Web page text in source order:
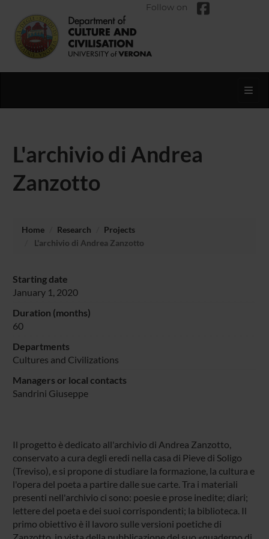
Follow on
L'archivio di Andrea
Zanzotto
Home Research
Projects
L'archivio di Andrea Zanzotto
Starting date
January 1, 2020
Duration (months)
60
Departments
Cultures and Civilizations
Managers or local contacts
Sandrini Giuseppe
Il progetto è dedicato all'archivio di Andrea Zanzotto,
conservato a cura degli eredi nella casa di Pieve di Soligo
(Treviso), e si propone di studiare la formazione, la cultura e
l'opera del poeta a partire dalle sue carte. Tra i materiali
presenti nell'archivio ci sono: poesie e prose inedite; diari;
lettere del poeta e dei suoi corrispondenti; la biblioteca. Il
primo obiettivo è il lavoro sulle versioni poetiche di